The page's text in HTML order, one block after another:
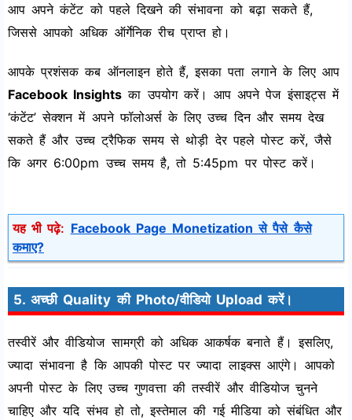
आप अपने कंटेंट को पहले दिखने की संभावना को बढ़ा सकते हैं,
जिससे आपको अधिक ऑर्गेनिक रीच प्राप्त हो।
आपके प्रशंसक कब ऑनलाइन होते हैं, इसका पता लगाने के लिए आप
Facebook Insights का उपयोग करें। आप अपने पेज इंसाइट्स में
‘कंटेंट’ सेक्शन में अपने फॉलोअर्स के लिए उच्च दिन और समय देख
सकते हैं और उच्च ट्रैफिक समय से थोड़ी देर पहले पोस्ट करें, जैसे
कि अगर 6:00pm उच्च समय है, तो 5:45pm पर पोस्ट करें।
यह भी पढ़े: Facebook Page Monetization से पैसे कैसे
कमाए?
5. अच्छी Quality की Photo/वीडियो Upload करें।
तस्वीरें और वीडियोज सामग्री को अधिक आकर्षक बनाते हैं। इसलिए,
ज्यादा संभावना है कि आपकी पोस्ट पर ज्यादा लाइक्स आएंगे। आपको
अपनी पोस्ट के लिए उच्च गुणवत्ता की तस्वीरें और वीडियोज चुनने
चाहिए और यदि संभव हो तो, इस्तेमाल की गई मीडिया को संबंधित और